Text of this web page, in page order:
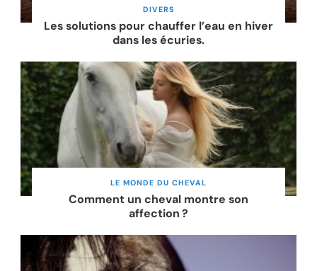
DIVERS
Les solutions pour chauffer l’eau en hiver
dans les écuries.
LE MONDE DU CHEVAL
Comment un cheval montre son
affection ?